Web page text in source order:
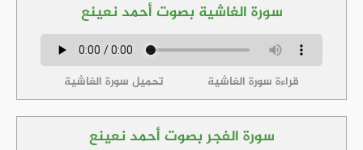
سورة الغاشية بصوت أحمد نعينع
قراءة سورة الغاشية تحميل سورة الغاشية
سورة الفجر بصوت أحمد نعينع